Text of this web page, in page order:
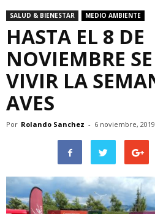
SALUD & BIENESTAR MEDIO AMBIENTE
HASTA EL 8 DE
NOVIEMBRE
VIVIR LA
AVES
Por Rolando Sanchez - 6 noviembre, 2019